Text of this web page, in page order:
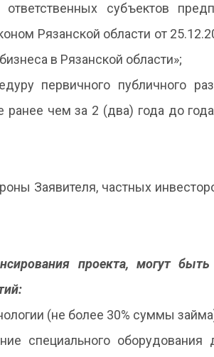
субъектов
Рязанской области от
в Рязанской области»;
первичного публичного
чем за 2 (два) года до
Заявителя, частных
проекта, могут
(не более 30% суммы
специального оборудования